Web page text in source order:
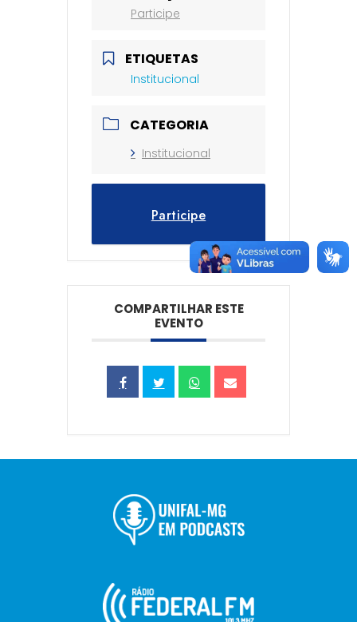
Participe
ETIQUETAS
Institucional
CATEGORIA
Institucional
Participe
COMPARTILHAR ESTE
EVENTO